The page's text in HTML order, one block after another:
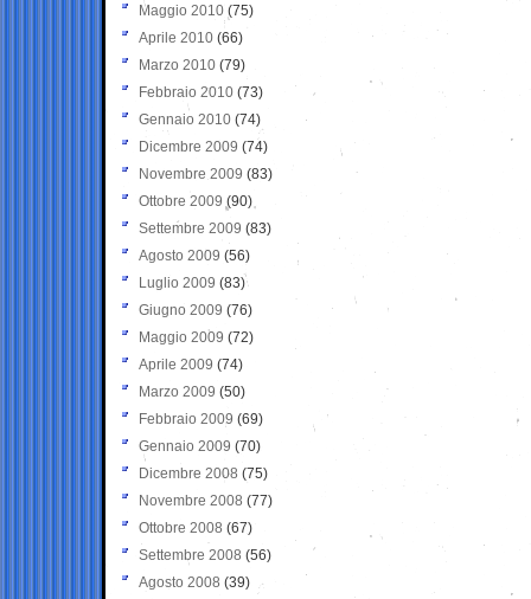
Maggio 2010 (75)
Aprile 2010 (66)
Marzo 2010 (79)
Febbraio 2010 (73)
Gennaio 2010 (74)
Dicembre 2009 (74)
Novembre 2009 (83)
Ottobre 2009 (90)
Settembre 2009 (83)
Agosto 2009 (56)
Luglio 2009 (83)
Giugno 2009 (76)
Maggio 2009 (72)
Aprile 2009 (74)
Marzo 2009 (50)
Febbraio 2009 (69)
Gennaio 2009 (70)
Dicembre 2008 (75)
Novembre 2008 (77)
Ottobre 2008 (67)
Settembre 2008 (56)
Agosto 2008 (39)